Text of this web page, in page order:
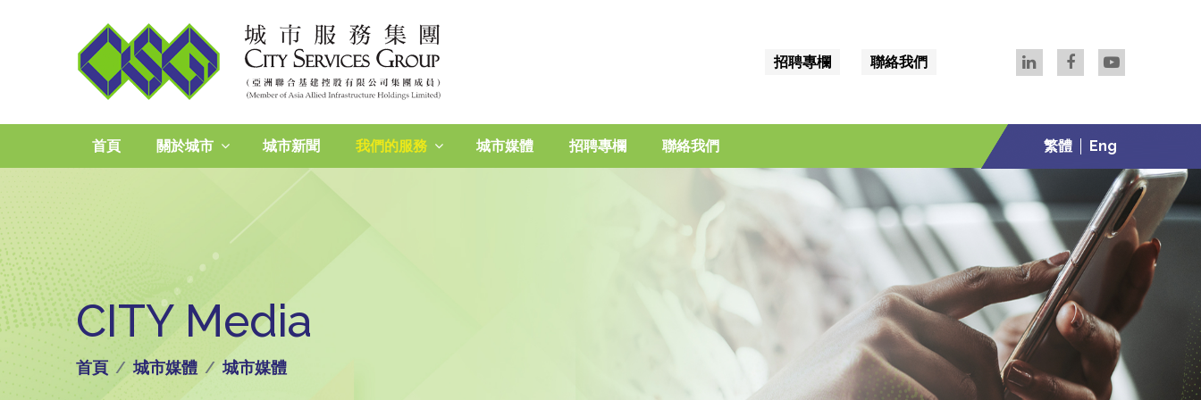
招聘專欄 聯絡我們
首頁 關於城市 城市新聞 我們的服務 城市媒體 招聘專欄 聯絡我們 繁體 Eng
CITY Media
首頁 城市媒體 城市媒體